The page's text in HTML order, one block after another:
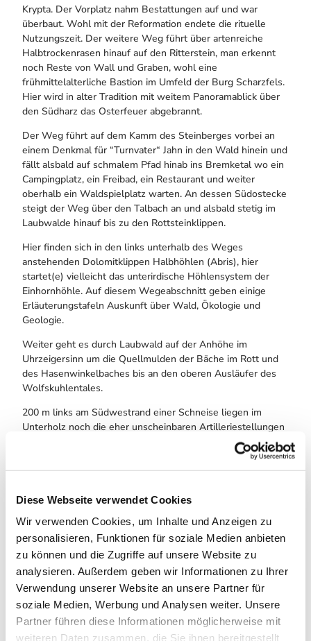
Diese Webseite verwendet Cookies
Wir verwenden Cookies, um Inhalte und Anzeigen zu
personalisieren, Funktionen für soziale Medien anbieten
zu können und die Zugriffe auf unsere Website zu
analysieren. Außerdem geben wir Informationen zu Ihrer
Verwendung unserer Website an unsere Partner für
soziale Medien, Werbung und Analysen weiter. Unsere
Partner führen diese Informationen möglicherweise mit
weiteren Daten zusammen, die Sie ihnen bereitgestellt
Krypta. Der Vorplatz nahm Bestattungen auf und war
überbaut. Wohl mit der Reformation endete die rituelle
Nutzungszeit. Der weitere Weg führt über artenreiche
Halbtrockenrasen hinauf auf den Ritterstein, man erkennt
noch Reste von Wall und Graben, wohl eine
frühmittelalterliche Bastion im Umfeld der Burg Scharzfels.
Hier wird in alter Tradition mit weitem Panoramablick über
den Südharz das Osterfeuer abgebrannt.
Der Weg führt auf dem Kamm des Steinberges vorbei an
einem Denkmal für “Turnvater“ Jahn in den Wald hinein und
fällt alsbald auf schmalem Pfad hinab ins Bremketal wo ein
Campingplatz, ein Freibad, ein Restaurant und weiter
oberhalb ein Waldspielplatz warten. An dessen Südostecke
steigt der Weg über den Talbach an und alsbald stetig im
Laubwalde hinauf bis zu den Rottsteinklippen.
Hier finden sich in den links unterhalb des Weges
anstehenden Dolomitklippen Halbhöhlen (Abris), hier
startet(e) vielleicht das unterirdische Höhlensystem der
Einhornhöhle. Auf diesem Wegeabschnitt geben einige
Erläuterungstafeln Auskunft über Wald, Ökologie und
Geologie.
Weiter geht es durch Laubwald auf der Anhöhe im
Uhrzeigersinn um die Quellmulden der Bäche im Rott und
des Hasenwinkelbaches bis an den oberen Ausläufer des
Wolfskuhlentales.
200 m links am Südwestrand einer Schneise liegen im
Unterholz noch die eher unscheinbaren Artilleriestellungen
französischer Truppen vom 15. September 1761, von denen
aus - es herrschte der Siebenjährige Krieg - zunächst der
Frauenstein und dann von dort aus die Burg Scharzfels
beschildert 150 m links der Frauenstein, ein Dolomitfelsen,
mit einer Bastion zur Sicherung der Bergseite der Burg
Scharzfels versehen. Gewölbereste sind noch zu erkennen.
Die um 1000 errichtete Burg Scharzfels hatte große
territorialgeschichtliche Bedeutung. Erläuterungstafeln
erschließen die Geschichte und ehemaligen Bauwerke.
In der „Schlossgaststätte“ wartet nach gut der halben
Wegstrecke die jetzt gebotene Stärkung (Mo, Di und im
Winter Mi Ruhetag). Danach bietet sich zunächst der